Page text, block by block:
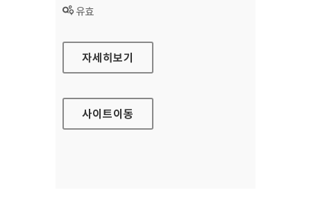
상태 :
유효
김해시복지재단
자세히보기
사이트이동